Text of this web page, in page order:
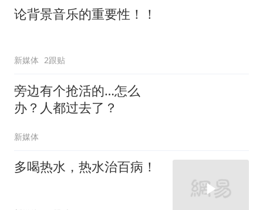
论背景音乐的重要性！！
新媒体 2跟贴
旁边有个抢活的…怎么
办？人都过去了？
新媒体
多喝热水，热水治百病！